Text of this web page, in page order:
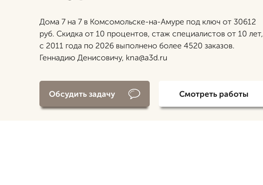
Дома 7 на 7 в Комсомольске-на-Амуре под ключ от 30612
руб. Скидка от 10 процентов, стаж специалистов от 10 лет,
с 2011 года по 2026 выполнено более 4520 заказов.
Геннадию Денисовичу, kna@a3d.ru
Обсудить задачу Смотреть работы